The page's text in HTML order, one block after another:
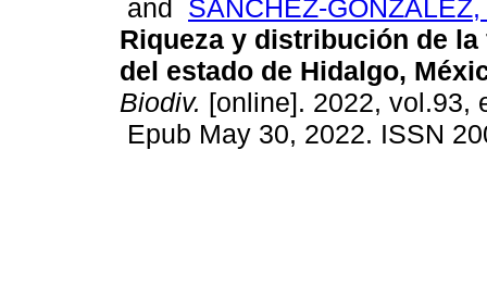
and SANCHEZ-GONZALEZ,
Riqueza y distribución de
del estado de Hidalgo,
Biodiv. [online]. 2022, vol.93,
Epub May 30, 2022. ISSN